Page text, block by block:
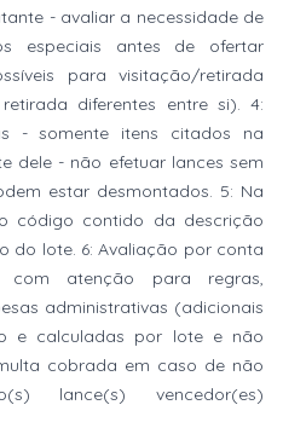
- avaliar a necessidade de
especiais antes de ofertar
para visitação/retirada
diferentes entre si). 4:
- somente itens citados na
dele - não efetuar lances sem
estar desmontados. 5: Na
código contido da descrição
do lote. 6: Avaliação por conta
com atenção para regras,
administrativas (adicionais
e calculadas por lote e não
cobrada em caso de não
lance(s) vencedor(es)